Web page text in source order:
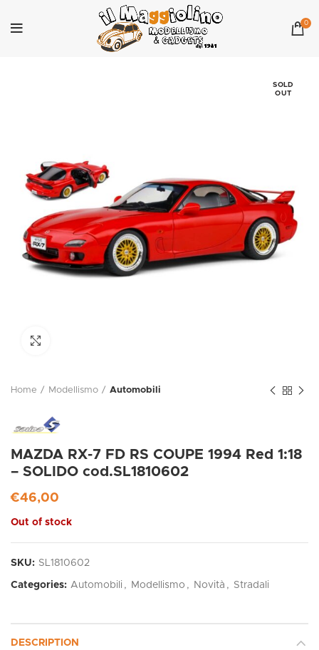
0
SOLD
OUT
Home Modellismo Automobili
MAZDA RX-7 FD RS COUPE 1994 Red 1:18
– SOLIDO cod.SL1810602
€46,00
Out of stock
SKU: SL1810602
Categories: Automobili , Modellismo , Novità , Stradali
DESCRIPTION